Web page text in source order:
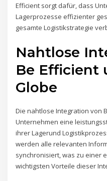
Efficient sorgt dafür, dass
Lagerprozesse effizienter
gesamte Logistikstrategie
Nahtlose
Be Efficient
Globe
Die nahtlose Integration von
Unternehmen eine
ihrer Lagerund
werden alle relevanten
synchronisiert, was zu einer
wichtigsten Vorteile dieser